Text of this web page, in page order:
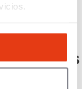
en
más